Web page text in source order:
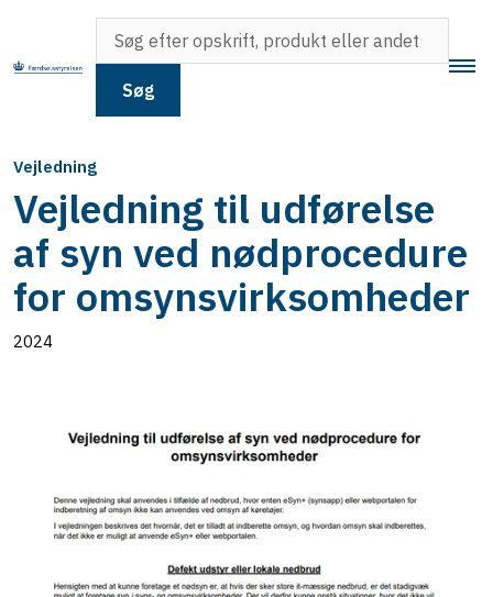
Søg
Vejledning
Vejledning til udførelse
af syn ved nødprocedure
for omsynsvirksomheder
2024